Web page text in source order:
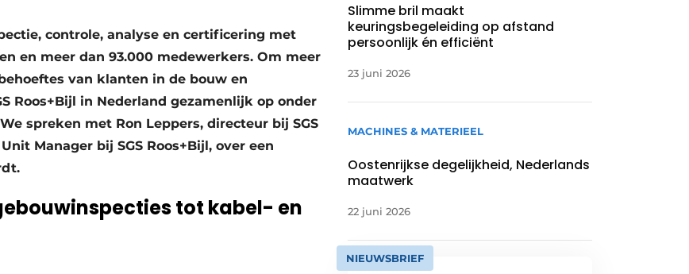
controle, analyse en certificering met
en meer dan 93.000 medewerkers. Om meer
van klanten in de bouw en
Roos+Bijl in Nederland gezamenlijk op onder
spreken met Ron Leppers, directeur bij SGS
Manager bij SGS Roos+Bijl, over een
tot kabel- en
Slimme bril maakt
keuringsbegeleiding op afstand
persoonlijk én efficiënt
23 juni 2026
MACHINES & MATERIEEL
Oostenrijkse degelijkheid, Nederlands
maatwerk
22 juni 2026
NIEUWSBRIEF